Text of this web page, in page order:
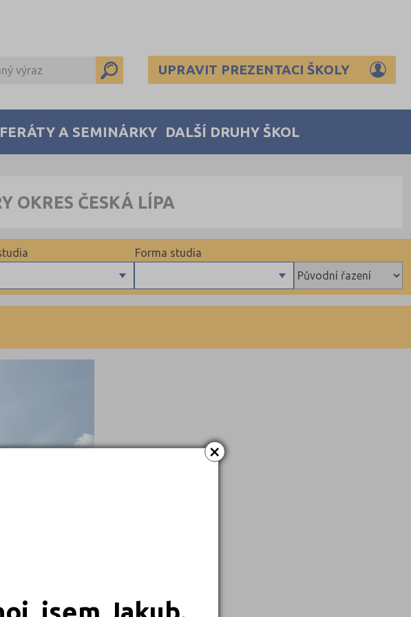
×
UPRAVIT PREZENTACI ŠKOLY
A SEMINÁRKY DALŠÍ DRUHY ŠKOL
OKRES ČESKÁ LÍPA
Forma studia